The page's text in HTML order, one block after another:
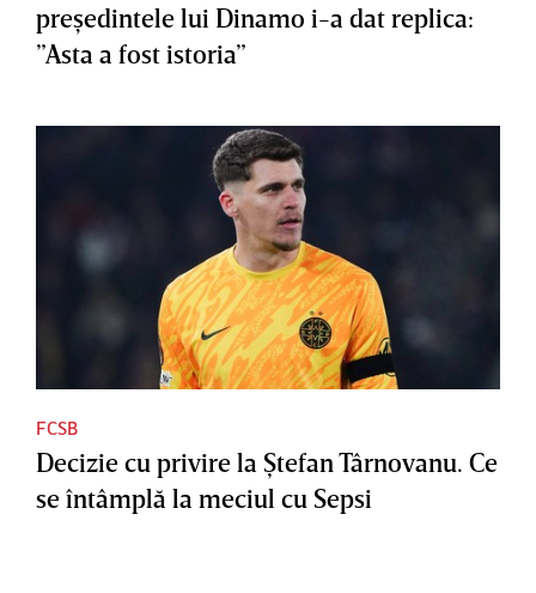
preşedintele lui Dinamo i-a dat replica:
”Asta a fost istoria”
FCSB
Decizie cu privire la Ştefan Târnovanu. Ce
se întâmplă la meciul cu Sepsi